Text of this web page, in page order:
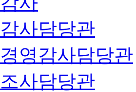
감사담당관
경영감사담당관
조사담당관